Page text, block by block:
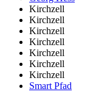
Kirchzell
Kirchzell
Kirchzell
Kirchzell
Kirchzell
Kirchzell
Kirchzell
Smart Pfad